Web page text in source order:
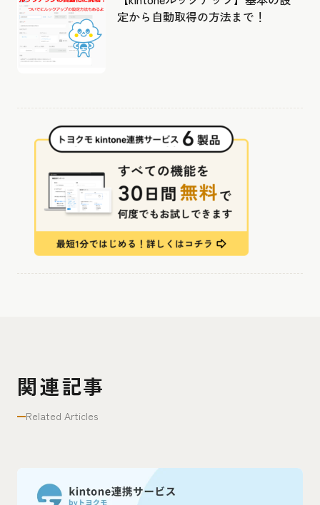
定から自動取得の方法まで！
関連記事
Related Articles